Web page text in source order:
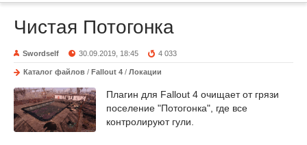
Чистая Потогонка
Swordself 30.09.2019, 18:45 4 033
Каталог файлов / Fallout 4 / Локации
Плагин для Fallout 4 очищает от грязи
поселение "Потогонка", где все
контролируют гули.